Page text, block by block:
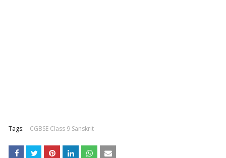
Tags: CGBSE Class 9 Sanskrit